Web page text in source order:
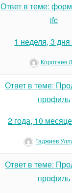
Ответ в теме:
ifc
1 неделя, 3
Коротяев
Ответ в теме:
профиль
2 года, 10
Гаджиев
Ответ в теме:
профиль